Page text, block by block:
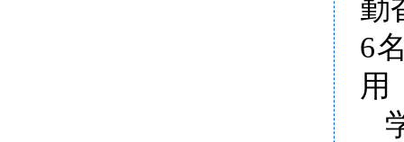
勤
6
用